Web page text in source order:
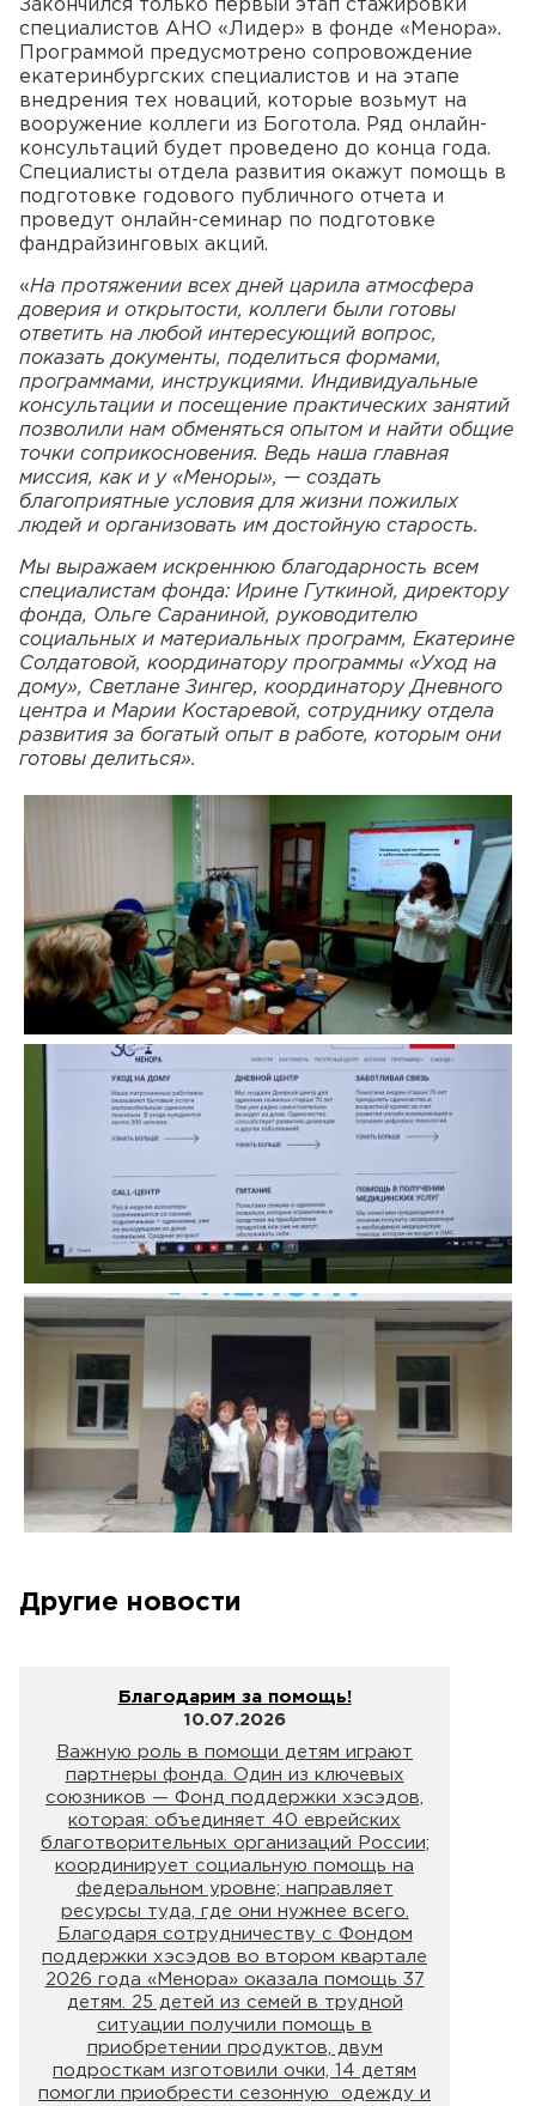
Закончился только первый этап стажировки
специалистов АНО «Лидер» в фонде «Менора».
Программой предусмотрено сопровождение
екатеринбургских специалистов и на этапе
внедрения тех новаций, которые возьмут на
вооружение коллеги из Боготола. Ряд онлайн-
консультаций будет проведено до конца года.
Специалисты отдела развития окажут помощь в
подготовке годового публичного отчета и
проведут онлайн-семинар по подготовке
фандрайзинговых акций.
«На протяжении всех дней царила атмосфера
доверия и открытости, коллеги были готовы
ответить на любой интересующий вопрос,
показать документы, поделиться формами,
программами, инструкциями. Индивидуальные
консультации и посещение практических занятий
позволили нам обменяться опытом и найти общие
точки соприкосновения. Ведь наша главная
миссия, как и у «Меноры», — создать
благоприятные условия для жизни пожилых
людей и организовать им достойную старость.
Мы выражаем искреннюю благодарность всем
специалистам фонда: Ирине Гуткиной, директору
фонда, Ольге Сараниной, руководителю
социальных и материальных программ, Екатерине
Солдатовой, координатору программы «Уход на
дому», Светлане Зингер, координатору Дневного
центра и Марии Костаревой, сотруднику отдела
развития за богатый опыт в работе, которым они
готовы делиться».
Другие новости
Благодарим за помощь!
10.07.2026
Важную роль в помощи детям играют
партнеры фонда. Один из ключевых
союзников — Фонд поддержки хэсэдов,
которая: объединяет 40 еврейских
благотворительных организаций России;
координирует социальную помощь на
федеральном уровне; направляет
ресурсы туда, где они нужнее всего.
Благодаря сотрудничеству с Фондом
поддержки хэсэдов во втором квартале
2026 года «Менора» оказала помощь 37
детям. 25 детей из семей в трудной
ситуации получили помощь в
приобретении продуктов, двум
подросткам изготовили очки, 14 детям
помогли приобрести сезонную одежду и